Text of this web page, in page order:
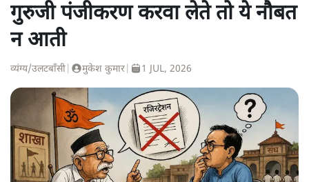
गुरुजी पंजीकरण करवा लेते तो ये नौबत
न आती
व्यंग्य/उलटबाँसी मुकेश कुमार 1 JUL, 2026